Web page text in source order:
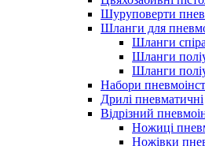
Шуруповерти
Шланги для
Шланги
Шланги
Шланги
Набори
Дрилі пневматичні
Відрізний
Ножиці
Ножівки